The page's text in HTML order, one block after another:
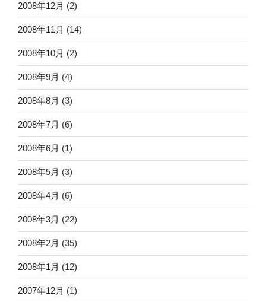
2008年12月 (2)
2008年11月 (14)
2008年10月 (2)
2008年9月 (4)
2008年8月 (3)
2008年7月 (6)
2008年6月 (1)
2008年5月 (3)
2008年4月 (6)
2008年3月 (22)
2008年2月 (35)
2008年1月 (12)
2007年12月 (1)